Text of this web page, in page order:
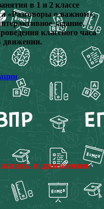
в 1 и 2 классе
«Разговоры о важном»,
задание,
классного часа
движении.
жизнь в движении